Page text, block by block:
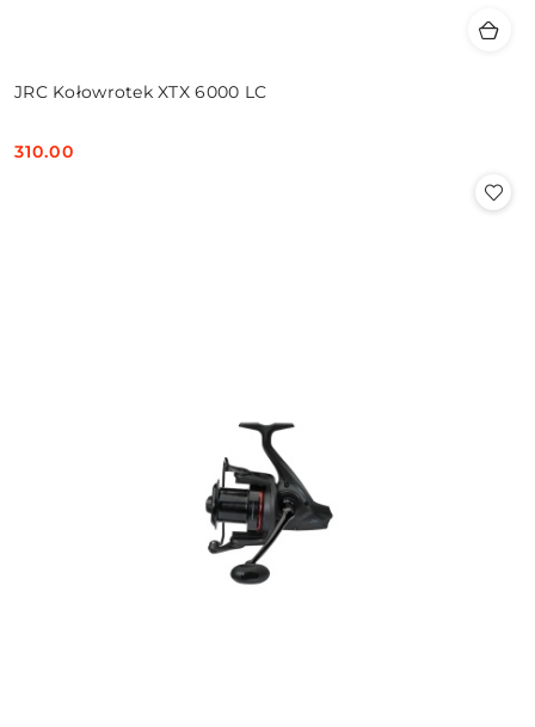
JRC Kołowrotek XTX 6000 LC
Cena:
310.00